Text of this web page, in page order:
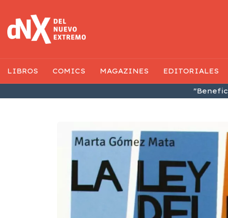
LIBROS COMICS MAGAZINES EDITORIALES